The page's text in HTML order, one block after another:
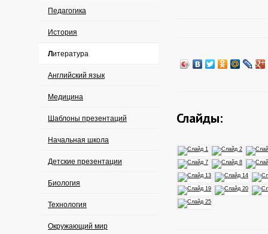
Педагогика
История
Литература
Английский язык
Медицина
Шаблоны презентаций
Начальная школа
Детские презентации
Биология
Технология
Окружающий мир
Слайды: